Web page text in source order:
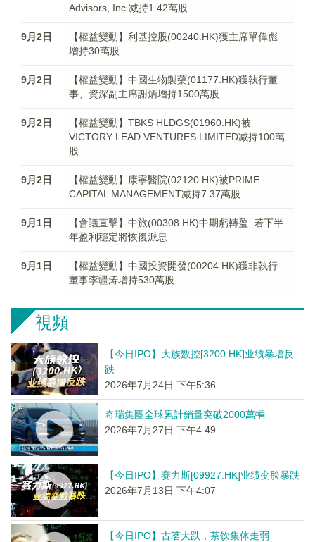
Advisors, Inc.减持1.42萬股
9月2日
【權益變動】利基控股(00240.HK)獲主席單偉彪
增持30萬股
9月2日
【權益變動】中國生物製藥(01177.HK)獲執行董
事、資深副主席謝炳增持1500萬股
9月2日
【權益變動】TBKS HLDGS(01960.HK)被
VICTORY LEAD VENTURES LIMITED减持100萬
股
9月2日
【權益變動】康寧醫院(02120.HK)被PRIME
CAPITAL MANAGEMENT减持7.37萬股
9月1日
【會議直擊】中旅(00308.HK)中期虧轉盈 若下半
年盈利穩定將恢復派息
9月1日
【權益變動】中國投資開發(00204.HK)獲非執行
董事李疆涛增持530萬股
視頻
【今日IPO】大族数控[3200.HK]业绩暴增反
跌
2026年7月24日 下午5:36
奇瑞集團全球累計銷量突破2000萬輛
2026年7月27日 下午4:49
【今日IPO】赛力斯[09927.HK]业绩变脸暴跌
2026年7月13日 下午4:07
【今日IPO】古茗大跌，茶饮集体走弱